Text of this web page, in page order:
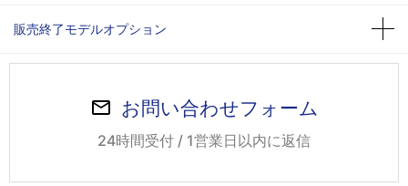
販売終了モデルオプション
お問い合わせフォーム
24時間受付 / 1営業日以内に返信